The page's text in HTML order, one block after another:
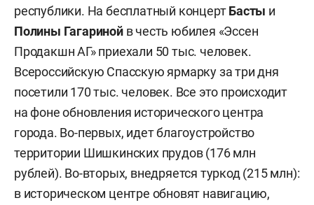
республики. На бесплатный концертБасты и
Полины Гагаринойв честь юбилея «Эссен
Продакшн АГ» приехали 50 тыс. человек.
Всероссийскую Спасскую ярмарку за три дня
посетили 170 тыс. человек. Все это происходит
на фоне обновления исторического центра
города. Во-первых, идет благоустройство
территории Шишкинских прудов (176 млн
рублей). Во-вторых, внедряется туркод (215 млн):
в историческом центре обновят навигацию,